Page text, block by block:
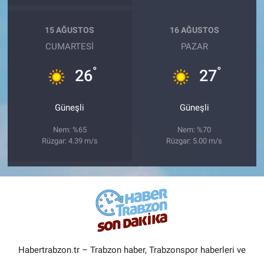
15 AĞUSTOS
CUMARTESI
26°
Güneşli
Nem: %65
Rüzgar: 4.39 m/s
16 AĞUSTOS
PAZAR
27°
Güneşli
Nem: %70
Rüzgar: 5.00 m/s
Habertrabzon.tr – Trabzon haber, Trabzonspor haberleri ve